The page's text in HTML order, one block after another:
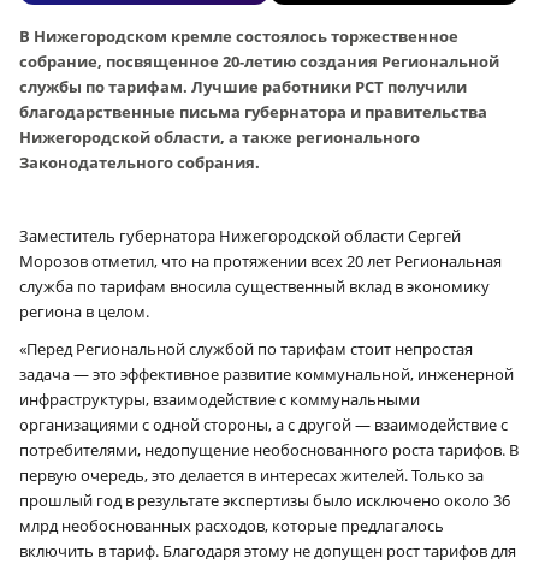
В Нижегородском кремле состоялось торжественное
собрание, посвященное 20-летию создания Региональной
службы по тарифам. Лучшие работники РСТ получили
благодарственные письма губернатора и правительства
Нижегородской области, а также регионального
Законодательного собрания.
Заместитель губернатора Нижегородской области Сергей
Морозов отметил, что на протяжении всех 20 лет Региональная
служба по тарифам вносила существенный вклад в экономику
региона в целом.
«Перед Региональной службой по тарифам стоит непростая
задача — это эффективное развитие коммунальной, инженерной
инфраструктуры, взаимодействие с коммунальными
организациями с одной стороны, а с другой — взаимодействие с
потребителями, недопущение необоснованного роста тарифов. В
первую очередь, это делается в интересах жителей. Только за
прошлый год в результате экспертизы было исключено около 36
млрд необоснованных расходов, которые предлагалось
включить в тариф. Благодаря этому не допущен рост тарифов для